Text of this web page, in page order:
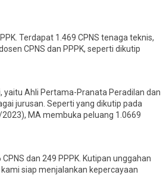
Terdapat 1.469 CPNS tenaga teknis,
CPNS dan PPPK, seperti dikutip
yaitu Ahli Pertama-Pranata Peradilan dan
jurusan. Seperti yang dikutip pada
MA membuka peluang 1.0669
dan 249 PPPK. Kutipan unggahan
siap menjalankan kepercayaan